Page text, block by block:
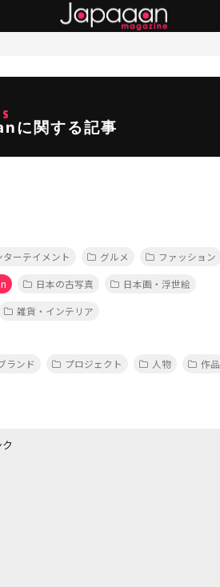
に関する記事
ターテイメント グルメ
ファッション
日本の古写真
日本画・浮世絵
雑貨・インテリア
ランド プロジェクト 人物
作品